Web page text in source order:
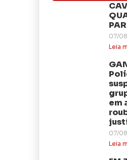
07/
Leia
em
07/
Leia